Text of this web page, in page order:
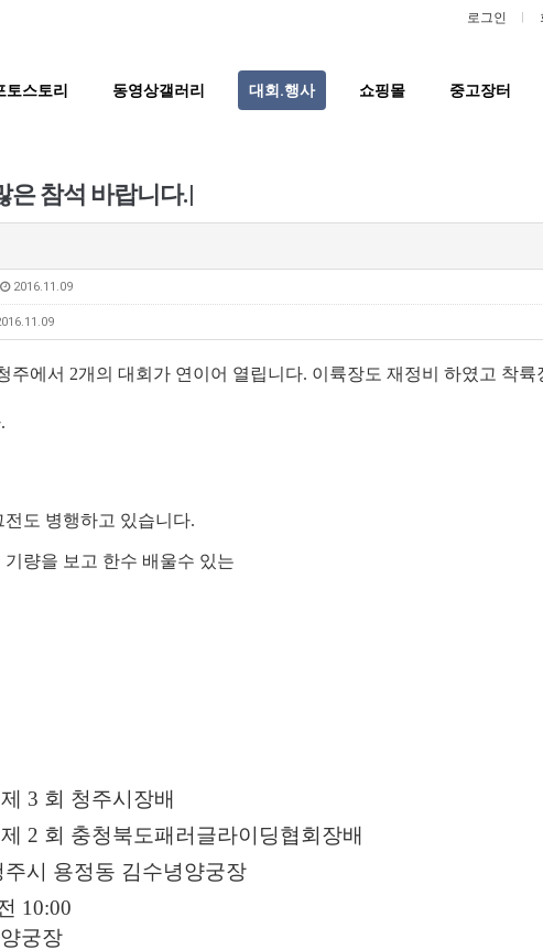
로그인
토스토리 동영상갤러리 대회.행사 쇼핑몰 중고장터
은 참석 바랍니다.|
2016.11.09
주에서 2개의 대회가 연이어 열립니다. 이륙장도 재정비 하였고 착륙
도 병행하고 있습니다.
량을 보고 한수 배울수 있는
제 3 회 청주시장배
제 2 회 충청북도패러글라이딩협회장배
주시 용정동 김수녕양궁장
10:00
궁장
08.19
서
브
"큰
BTS 부산 콘서트 '75분 지연' 성토…하이브 "큰 실망·불편" 사과
없습니다.